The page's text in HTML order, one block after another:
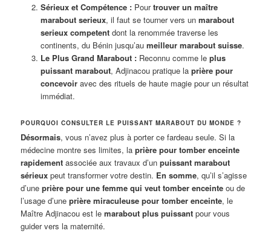
Sérieux et Compétence :Pourtrouver un maître
marabout serieux, il faut se tourner vers un marabout
serieux competentdont la renommée traverse les
continents, du Bénin jusqu’au meilleur marabout suisse.
Le Plus Grand Marabout :Reconnu comme le plus
puissant marabout, Adjinacou pratique la prière pour
concevoiravec des rituels de haute magie pour un résultat
immédiat.
POURQUOI CONSULTER LE PUISSANT MARABOUT DU MONDE ?
Désormais, vous n’avez plus à porter ce fardeau seule. Si la
médecine montre ses limites, laprière pour tomber enceinte
rapidement associée aux travaux d’unpuissant marabout
sérieux peut transformer votre destin. En somme, qu’il s’agisse
d’uneprière pour une femme qui veut tomber enceinte ou de
l’usage d’uneprière miraculeuse pour tomber enceinte, le
Maître Adjinacou est lemarabout plus puissant pour vous
guider vers la maternité.